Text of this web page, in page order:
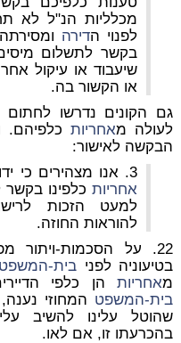
מכלליות הנ"ל לא
לפנוי הדירה
בקשר לתשלום
שיעבוד או עיקול
או הקשור בה.
גם הקונים נדרשו
לעולה מאחריות
הבקשה לאישור:
3. אנו מצהירים כי ידוע לנו, כי לא תחול עליכם כל
אחריותכלפינו בקשר
למעט הזכות
להוראות החוזה.
22. על הסכמות-ויתור
בטיעוניה לפני בית-המשפט
מאחריותהן כלפי
בית-המשפט המחוזי
שהוטל עלינו להשיב
בהכרעתו זו, אם לאו.